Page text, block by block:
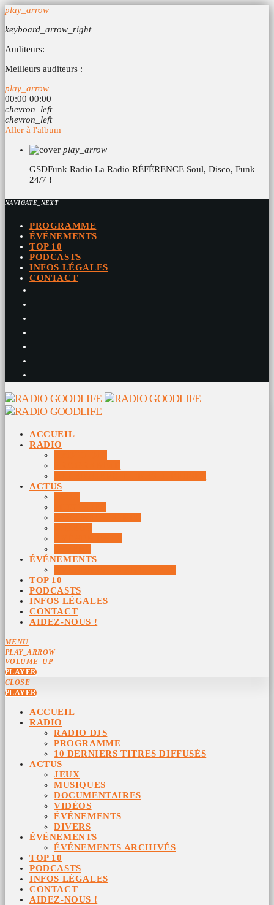
play_arrow
keyboard_arrow_right
Auditeurs:
Meilleurs auditeurs :
play_arrow
00:00 00:00
chevron_left
chevron_left
Aller à l'album
play_arrow
GSDFunk Radio La Radio RÉFÉRENCE Soul, Disco, Funk
24/7 !
NAVIGATE_NEXT
PROGRAMME
ÉVÉNEMENTS
TOP 10
PODCASTS
INFOS LÉGALES
CONTACT
ACCUEIL
RADIO
ACTUS
ÉVÉNEMENTS
TOP 10
PODCASTS
INFOS LÉGALES
CONTACT
AIDEZ-NOUS !
MENU
PLAY_ARROW
VOLUME_UP
PLAYER
CLOSE
PLAYER
ACCUEIL
RADIO
RADIO DJS
PROGRAMME
10 DERNIERS TITRES DIFFUSÉS
ACTUS
JEUX
MUSIQUES
DOCUMENTAIRES
VIDÉOS
ÉVÉNEMENTS
DIVERS
ÉVÉNEMENTS
ÉVÉNEMENTS ARCHIVÉS
TOP 10
PODCASTS
INFOS LÉGALES
CONTACT
AIDEZ-NOUS !